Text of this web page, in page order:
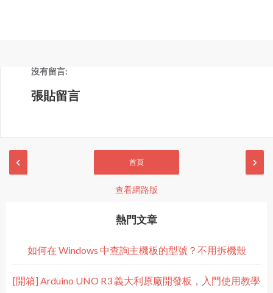
沒有留言:
張貼留言
‹ ›
首頁
查看網路版
熱門文章
如何在 Windows 中查詢主機板的型號？不用拆機殼
[開箱] Arduino UNO R3 義大利原廠開發板，入門使用教學